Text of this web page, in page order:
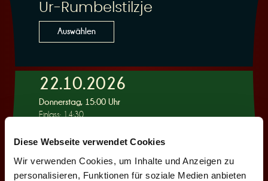
Diese Webseite verwendet Cookies
Wir verwenden Cookies, um Inhalte und Anzeigen zu
personalisieren, Funktionen für soziale Medien anbieten
Ur-Rumbelstilzje
Auswählen
22.10.2026
Donnerstag, 15:00 Uhr
Einlass: 14:30
Wie war das mit
Pinocchio?